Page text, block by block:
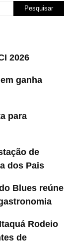
2026
ganha
para
de
dos Pais
Blues reúne
Rodeio
de